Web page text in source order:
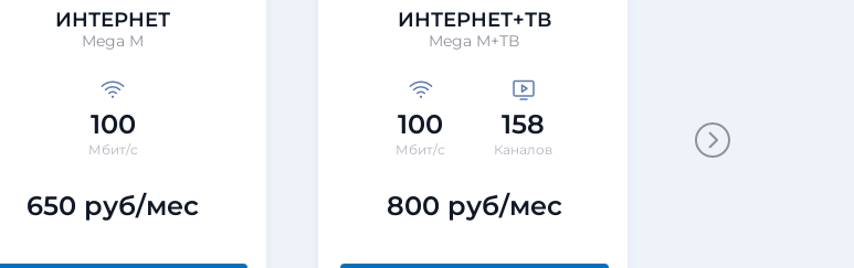
ИНТЕРНЕТ
Mega M
100
Мбит/с
650 руб/мес
ИНТЕРНЕТ+ТВ
Mega M+ТВ
100
Мбит/с
158
Каналов
800 руб/мес